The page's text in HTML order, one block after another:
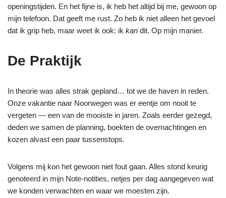
openingstijden. En het fijne is, ik heb het altijd bij me, gewoon op
mijn telefoon. Dat geeft me rust. Zo heb ik niet alleen het gevoel
dat ik grip heb, maar weet ik ook: ik kan dit. Op mijn manier.
De Praktijk
In theorie was alles strak gepland… tot we de haven in reden.
Onze vakantie naar Noorwegen was er eentje om nooit te
vergeten — een van de mooiste in jaren. Zoals eerder gezegd,
deden we samen de planning, boekten de overnachtingen en
kozen alvast een paar tussenstops.
Volgens mij kon het gewoon niet fout gaan. Alles stond keurig
genoteerd in mijn Note-notities, netjes per dag aangegeven wat
we konden verwachten en waar we moesten zijn.